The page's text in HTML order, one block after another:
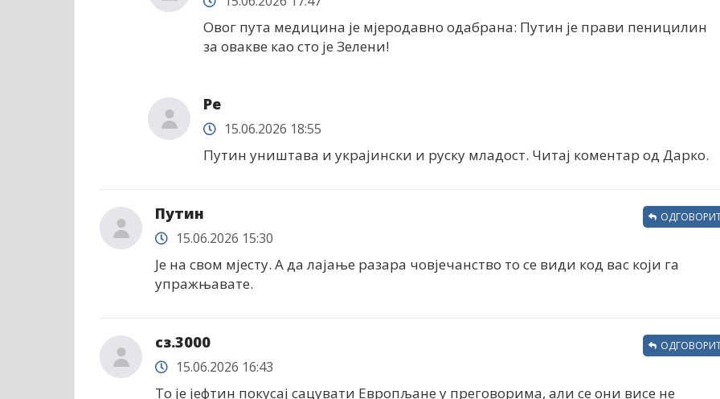
Овог пута медицина је мјеродавно одабрана: Путин је прави пеницилин
за овакве као сто је Зелени!
Ре
15.06.2026 18:55
Путин уништава и украјински и руску младост. Читај коментар од Дарко.
Путин
15.06.2026 15:30
Је на свом мјесту. А да лајање разара човјечанство то се види код вас који га
упражњавате.
сз.3000
15.06.2026 16:43
То је јефтин покусај сацувати Европљане у преговорима, али се они висе не